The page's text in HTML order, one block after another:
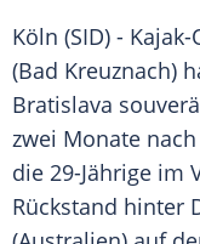
Köln (SID) -
(Bad Kreuznach)
Bratislava
zwei Monate
die 29-Jährige im
Rückstand hinter